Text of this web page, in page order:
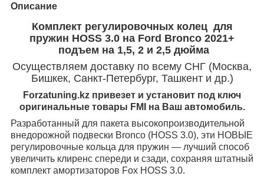
Описание
Комплект регулировочных колец для
пружин HOSS 3.0 на Ford Bronco 2021+
подъем на 1,5, 2 и 2,5 дюйма
Осуществляем доставку по всему СНГ (Москва,
Бишкек, Санкт-Петербург, Ташкент и др.)
Forzatuning.kz привезет и установит под ключ
оригинальные товары FMI на Ваш автомобиль.
Разработанный для пакета высокопроизводительной
внедорожной подвески Bronco (HOSS 3.0), эти НОВЫЕ
регулировочные кольца для пружин — лучший способ
увеличить клиренс спереди и сзади, сохраняя штатный
комплект амортизаторов Fox HOSS 3.0.